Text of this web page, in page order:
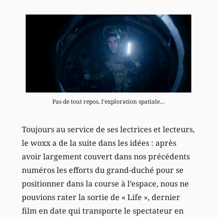
Pas de tout repos, l’exploration spatiale…
Toujours au service de ses lectrices et lecteurs,
le woxx a de la suite dans les idées : après
avoir largement couvert dans nos précédents
numéros les efforts du grand-duché pour se
positionner dans la course à l’espace, nous ne
pouvions rater la sortie de « Life », dernier
film en date qui transporte le spectateur en